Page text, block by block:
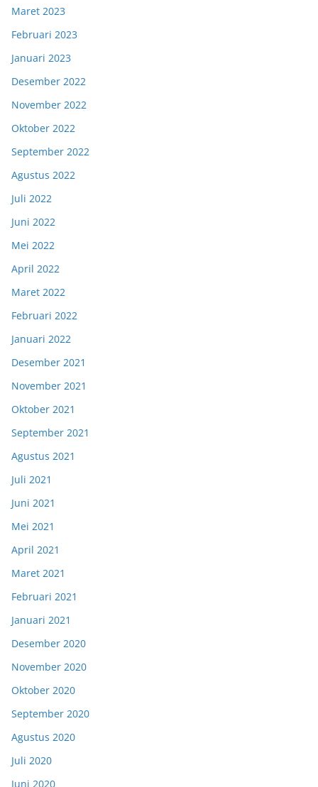
Maret 2023
Februari 2023
Januari 2023
Desember 2022
November 2022
Oktober 2022
September 2022
Agustus 2022
Juli 2022
Juni 2022
Mei 2022
April 2022
Maret 2022
Februari 2022
Januari 2022
Desember 2021
November 2021
Oktober 2021
September 2021
Agustus 2021
Juli 2021
Juni 2021
Mei 2021
April 2021
Maret 2021
Februari 2021
Januari 2021
Desember 2020
November 2020
Oktober 2020
September 2020
Agustus 2020
Juli 2020
Juni 2020